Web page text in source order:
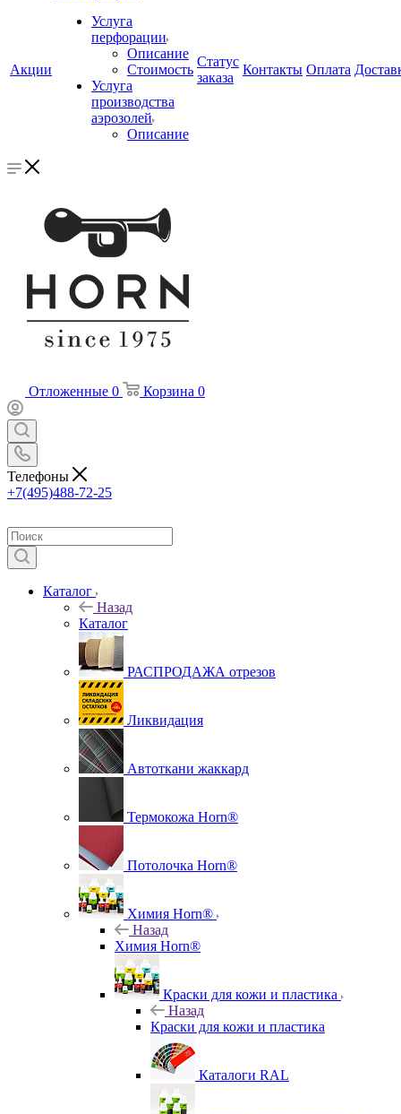
Акции
Услуга
перфорации
Описание
Стоимость
Услуга
производства
аэрозолей
Описание
Статус
заказа
Контакты Оплата
Отложенные 0 Корзина 0
Телефоны
+7(495)488-72-25
Каталог
Назад
Каталог
РАСПРОДАЖА отрезов
Ликвидация
Автоткани жаккард
Термокожа Horn®
Потолочка Horn®
Химия Horn®
Назад
Химия Horn®
Краски для кожи и пластика
Назад
Краски для кожи и пластика
Каталоги RAL